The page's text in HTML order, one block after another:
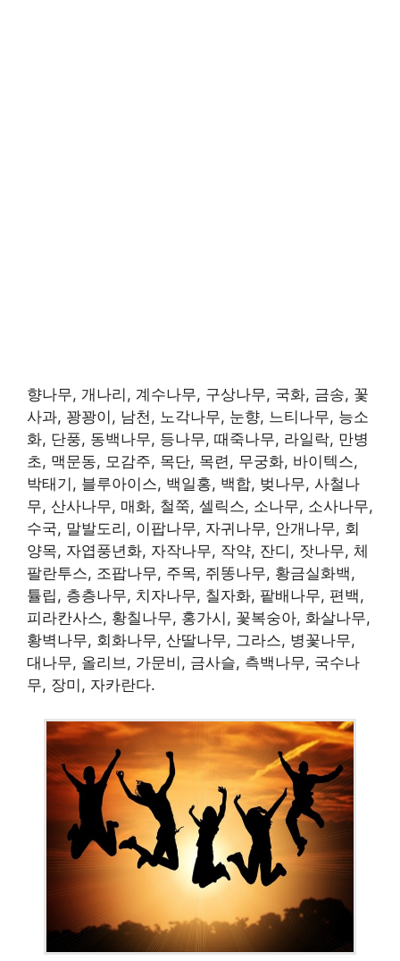
향나무, 개나리, 계수나무, 구상나무, 국화, 금송, 꽃
사과, 꽝꽝이, 남천, 노각나무, 눈향, 느티나무, 능소
화, 단풍, 동백나무, 등나무, 때죽나무, 라일락, 만병
초, 맥문동, 모감주, 목단, 목련, 무궁화, 바이텍스,
박태기, 블루아이스, 백일홍, 백합, 벚나무, 사철나
무, 산사나무, 매화, 철쭉, 셀릭스, 소나무, 소사나무,
수국, 말발도리, 이팝나무, 자귀나무, 안개나무, 회
양목, 자엽풍년화, 자작나무, 작약, 잔디, 잣나무, 체
팔란투스, 조팝나무, 주목, 쥐똥나무, 황금실화백,
튤립, 층층나무, 치자나무, 칠자화, 팥배나무, 편백,
피라칸사스, 황칠나무, 홍가시, 꽃복숭아, 화살나무,
황벽나무, 회화나무, 산딸나무, 그라스, 병꽃나무,
대나무, 올리브, 가문비, 금사슬, 측백나무, 국수나
무, 장미, 자카란다.